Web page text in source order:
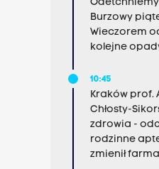
Odetchniemy
Burzowy
Wieczorem
kolejne
10:45
Kraków prof.
Chłosty-
zdrowia -
rodzinne
zmienił